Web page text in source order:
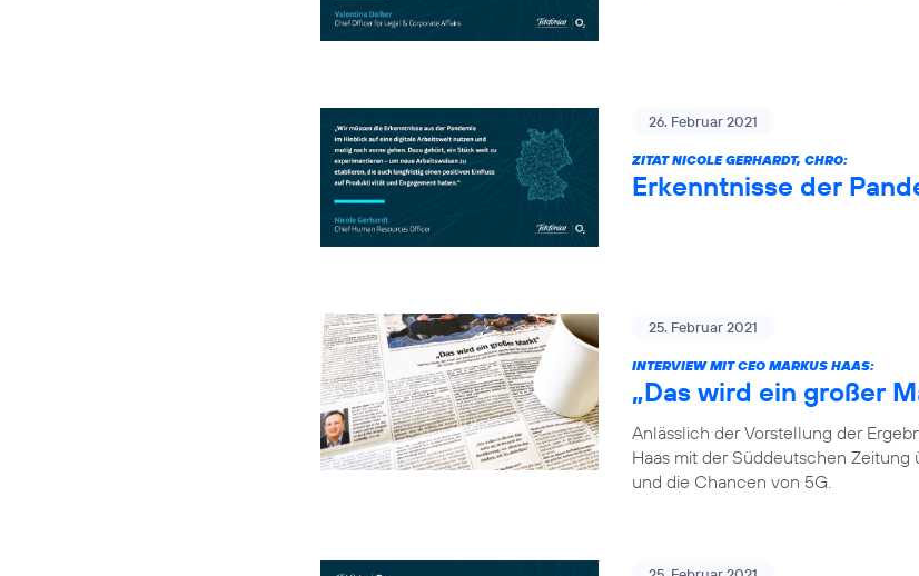
26. Februar 2021
ZITAT NICOLE GERHARDT, CHRO:
Erkenntnisse der
25. Februar 2021
INTERVIEW MIT CEO MARKUS HAAS:
„Das wird ein großer
Anlässlich der Vorstellung der
Haas mit der Süddeutschen
und die Chancen von 5G.